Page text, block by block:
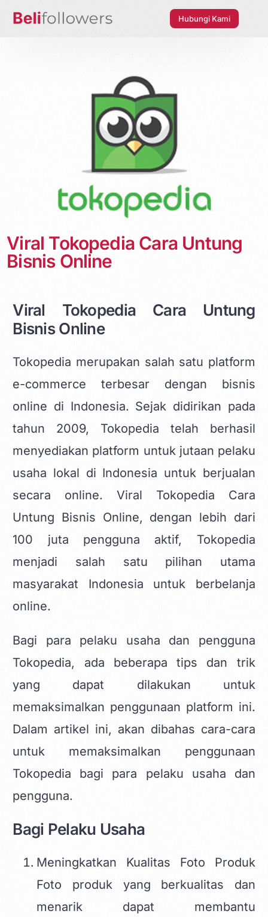
Hubungi Kami
Viral Tokopedia Cara Untung
Bisnis Online
Viral Tokopedia Cara Untung
Bisnis Online
Tokopedia merupakan salah satu platform
e-commerce terbesar dengan bisnis
online di Indonesia. Sejak didirikan pada
tahun 2009, Tokopedia telah berhasil
menyediakan platform untuk jutaan pelaku
usaha lokal di Indonesia untuk berjualan
secara online. Viral Tokopedia Cara
Untung Bisnis Online, dengan lebih dari
100 juta pengguna aktif, Tokopedia
menjadi salah satu pilihan utama
masyarakat Indonesia untuk berbelanja
online.
Bagi para pelaku usaha dan pengguna
Tokopedia, ada beberapa tips dan trik
yang dapat dilakukan untuk
memaksimalkan penggunaan platform ini.
Dalam artikel ini, akan dibahas cara-cara
untuk memaksimalkan penggunaan
Tokopedia bagi para pelaku usaha dan
pengguna.
Bagi Pelaku Usaha
Meningkatkan Kualitas Foto Produk
Foto produk yang berkualitas dan
menarik dapat membantu